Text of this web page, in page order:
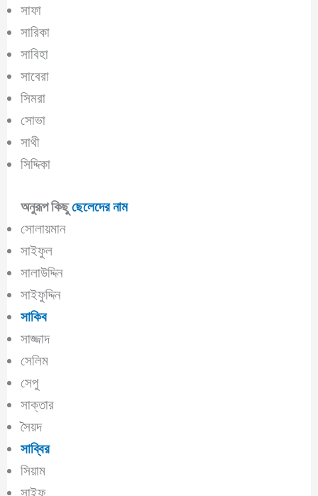
সাফা
সারিকা
সাবিহা
সাবেরা
সিমরা
সোভা
সাথী
সিদ্দিকা
অনুরূপ কিছুছেলেদের নাম
সোলায়মান
সাইফুল
সালাউদ্দিন
সাইফুদ্দিন
সাকিব
সাজ্জাদ
সেলিম
সেপু
সাক্তার
সৈয়দ
সাব্বির
সিয়াম
সাইফ